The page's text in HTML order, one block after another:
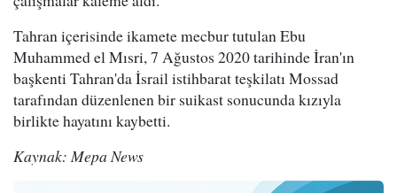
Tahran içerisinde ikamete mecbur tutulan Ebu
Muhammed el Mısri, 7 Ağustos 2020 tarihinde İran'ın
başkenti Tahran'da İsrail istihbarat teşkilatı Mossad
tarafından düzenlenen bir suikast sonucunda kızıyla
birlikte hayatını kaybetti.
Kaynak: Mepa News